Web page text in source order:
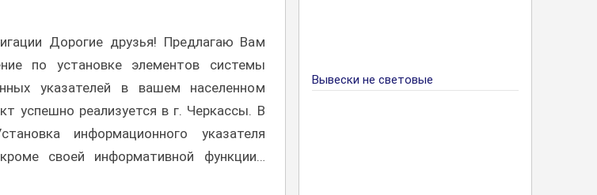
Дорогие друзья! Предлагаю Вам
по установке элементов системы
указателей в вашем населенном
успешно реализуется в г. Черкассы. В
информационного указателя
своей информативной функции…
Вывески не световые